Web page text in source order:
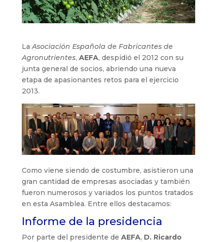
LaAsociación Española de Fabricantes de
Agronutrientes, AEFA, despidió el 2012 con su
junta general de socios, abriendo una nueva
etapa de apasionantes retos para el ejercicio
2013.
Como viene siendo de costumbre, asistieron una
gran cantidad de empresas asociadas y también
fueron numerosos y variados los puntos tratados
en esta Asamblea. Entre ellos destacamos:
Informe de la presidencia
Por parte del presidente de AEFA, D. Ricardo